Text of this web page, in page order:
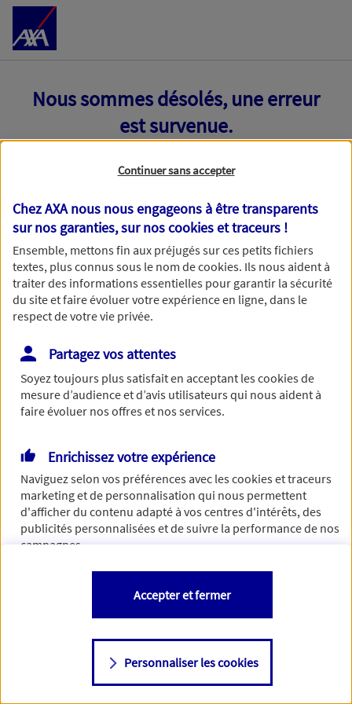
Accéder au Contenu
Nous sommes désolés, une erreur
est survenue.
Toutes nos excuses, une erreur technique nous empêche
de traiter votre demande. N'hésitez pas à rafraichir ce
formulaire dans quelques minutes.
Si besoin, vous pouvez nous joindre via notre page de
contact.
> Nous contacter
Continuer sans accepter
Chez AXA nous nous engageons à être transparents
sur nos garanties, sur noscookies et traceurs !
Ensemble, mettons fin aux préjugés sur ces petits fichiers
textes, plus connus sous le nom decookies. Ils nous aident à
traiter des informations essentielles pour garantir la sécurité
du site et faire évoluer votre expérience en ligne, dans le
respect de votre vie privée.
Partagez vos attentes
Soyez toujours plus satisfait en acceptant lescookiesde
mesure d’audience et d’avis utilisateurs qui nous aident à
faire évoluer nos offres et nos services.
Enrichissez votre expérience
Naviguez selon vos préférences avec lescookies et traceurs
marketing et de personnalisation qui nous permettent
d'afficher du contenu adapté à vos centres d'intérêts, des
publicités personnalisées et de suivre la performance de nos
campagnes.
Vous êtes libre de les accepter, de les refuser comme de
changer d'avis à tout moment en allant sur
Consulter notre politique decookies
Personnaliser les cookies
Accepter et fermer